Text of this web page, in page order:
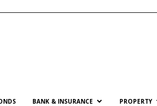
BANK & INSURANCE PROPERTY